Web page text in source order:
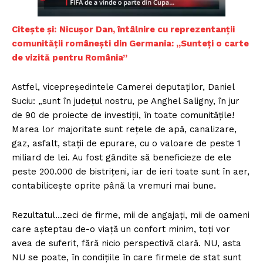
Citește și: Nicușor Dan, întâlnire cu reprezentanții
comunității românești din Germania: „Sunteți o carte
de vizită pentru România”
Astfel, vicepreședintele Camerei deputaților, Daniel
Suciu: „sunt în județul nostru, pe Anghel Saligny, în jur
de 90 de proiecte de investiții, în toate comunitățile!
Marea lor majoritate sunt rețele de apă, canalizare,
gaz, asfalt, stații de epurare, cu o valoare de peste 1
miliard de lei. Au fost gândite să beneficieze de ele
peste 200.000 de bistrițeni, iar de ieri toate sunt în aer,
contabilicește oprite până la vremuri mai bune.
Rezultatul…zeci de firme, mii de angajați, mii de oameni
care așteptau de-o viață un confort minim, toți vor
avea de suferit, fără nicio perspectivă clară. NU, asta
NU se poate, în condițiile în care firmele de stat sunt